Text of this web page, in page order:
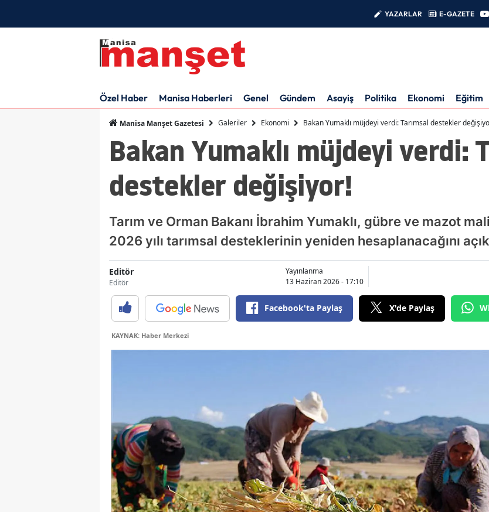
YAZARLAR E-GAZETE
Özel Haber Manisa Haberleri Genel Gündem Asayiş Politika Ekonomi Eğitim
Manisa Manşet Gazetesi Galeriler Ekonomi Bakan Yumaklı müjdeyi verdi: Tarımsal destekler
Bakan Yumaklı müjdeyi verdi:
destekler değişiyor!
Tarım ve Orman Bakanı İbrahim Yumaklı, gübre ve mazot
2026 yılı tarımsal desteklerinin yeniden hesaplanacağını
Editör
Editör
Yayınlanma
13 Haziran 2026 - 17:10
Facebook'ta Paylaş X'de Paylaş
KAYNAK: Haber Merkezi